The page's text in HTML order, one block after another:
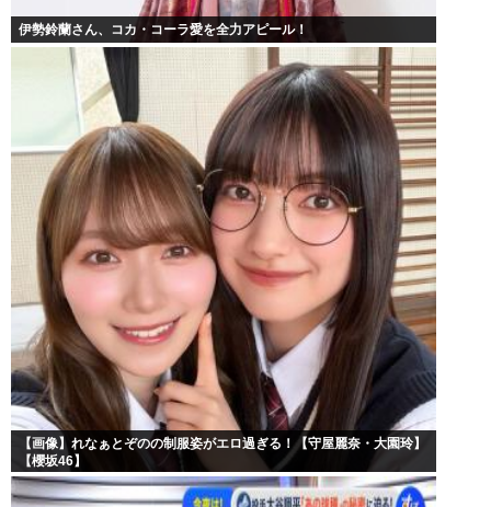
伊勢鈴蘭さん、コカ・コーラ愛を全力アピール！
【画像】れなぁとぞのの制服姿がエロ過ぎる！【守屋麗奈・大園玲】
【櫻坂46】